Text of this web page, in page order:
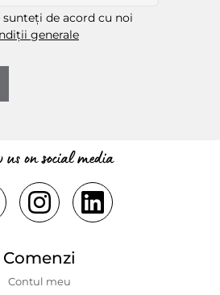
sunteți de acord cu noi
generale
us on social media
Comenzi
Contul meu